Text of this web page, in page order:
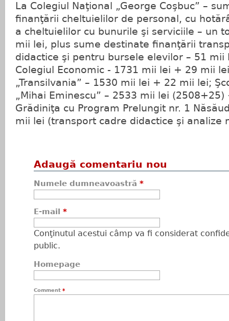
La Colegiul Naţional „George Coşbuc” –
finanţării cheltuielilor de personal, cu
a cheltuielilor cu bunurile şi serviciile – un
mii lei, plus sume destinate finanţării
didactice şi pentru bursele elevilor – 51 mii
Colegiul Economic - 1731 mii lei + 29 mii
„Transilvania” – 1530 mii lei + 22 mii lei;
„Mihai Eminescu” – 2533 mii lei
Grădiniţa cu Program Prelungit nr. 1
mii lei (transport cadre didactice şi analize
Adaugă comentariu nou
Numele dumneavoastră *
E-mail *
Conţinutul acestui câmp va fi considerat
public.
Homepage
Comment *